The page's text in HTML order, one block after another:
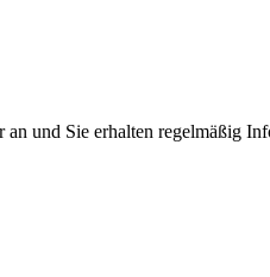
und Sie erhalten regelmäßig